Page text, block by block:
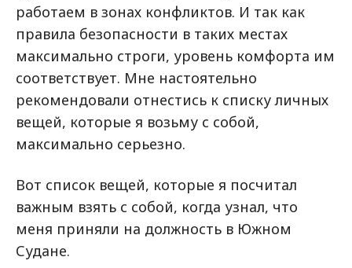
работаем в зонах конфликтов. И так как
правила безопасности в таких местах
максимально строги, уровень комфорта им
соответствует. Мне настоятельно
рекомендовали отнестись к списку личных
вещей, которые я возьму с собой,
максимально серьезно.
Вот список вещей, которые я посчитал
важным взять с собой, когда узнал, что
меня приняли на должность в Южном
Судане.